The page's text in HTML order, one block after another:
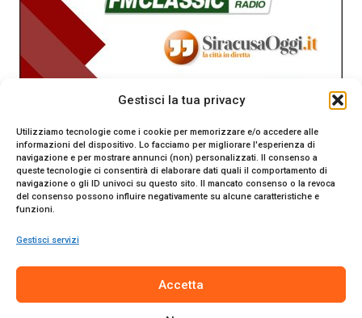
Gestisci la tua privacy
Utilizziamo tecnologie come i cookie per memorizzare e/o accedere alle
informazioni del dispositivo. Lo facciamo per migliorare l'esperienza di
navigazione e per mostrare annunci (non) personalizzati. Il consenso a
queste tecnologie ci consentirà di elaborare dati quali il comportamento di
navigazione o gli ID univoci su questo sito. Il mancato consenso o la revoca
del consenso possono influire negativamente su alcune caratteristiche e
funzioni.
Gestisci servizi
Accetta
Tribunale di Siracusa. Direttore responsabile Gianni Catania.